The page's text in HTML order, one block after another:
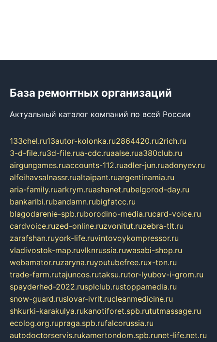
База ремонтных организаций
Актуальный каталог компаний по всей России
133chel.ru13autor-kolonka.ru2864420.ru2rich.ru
3-d-file.ru3d-file.rua-cdc.ruaalse.rua380club.ru
airgungames.ruaccounts-112.ruadler-jun.ruadonyev.ru
alfeihavsalnassr.rualtaipant.ruargentinamia.ru
aria-family.ruarkrym.ruashanet.rubelgorod-day.ru
bankaribi.rubandamn.rubigfatcc.ru
blagodarenie-spb.ruborodino-media.rucard-voice.ru
cardvoice.ruzed-online.ruzvonitut.ruzebra-tlt.ru
zarafshan.ruyork-life.ruvintovoykompressor.ru
vladivostok-map.ruvlknrussia.ruwasabi-shop.ru
webamator.ruzaryna.ruyoutubefree.rux-ton.ru
trade-farm.rutajuncos.rutaksu.rutor-lyubov-i-grom.ru
spayderhed-2022.rusplclub.rustoppamedia.ru
snow-guard.ruslovar-ivrit.rucleanmedicine.ru
shkurki-karakulya.rukanotiforet.spb.rututmassage.ru
ecolog.org.rupraga.spb.rufalcorussia.ru
autodoctorservis.rukamertondom.spb.runet-life.net.ru